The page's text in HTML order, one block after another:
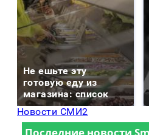
Не ешьте эту
готовую еду из
магазина: список
Новости СМИ2